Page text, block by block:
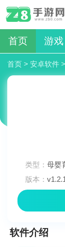
首页 游戏
首页 > 安卓软件 >
类型：母婴
版本：
软件介绍